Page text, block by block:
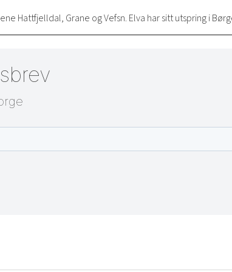
Hattfjelldal, Grane og Vefsn. Elva har sitt utspring i